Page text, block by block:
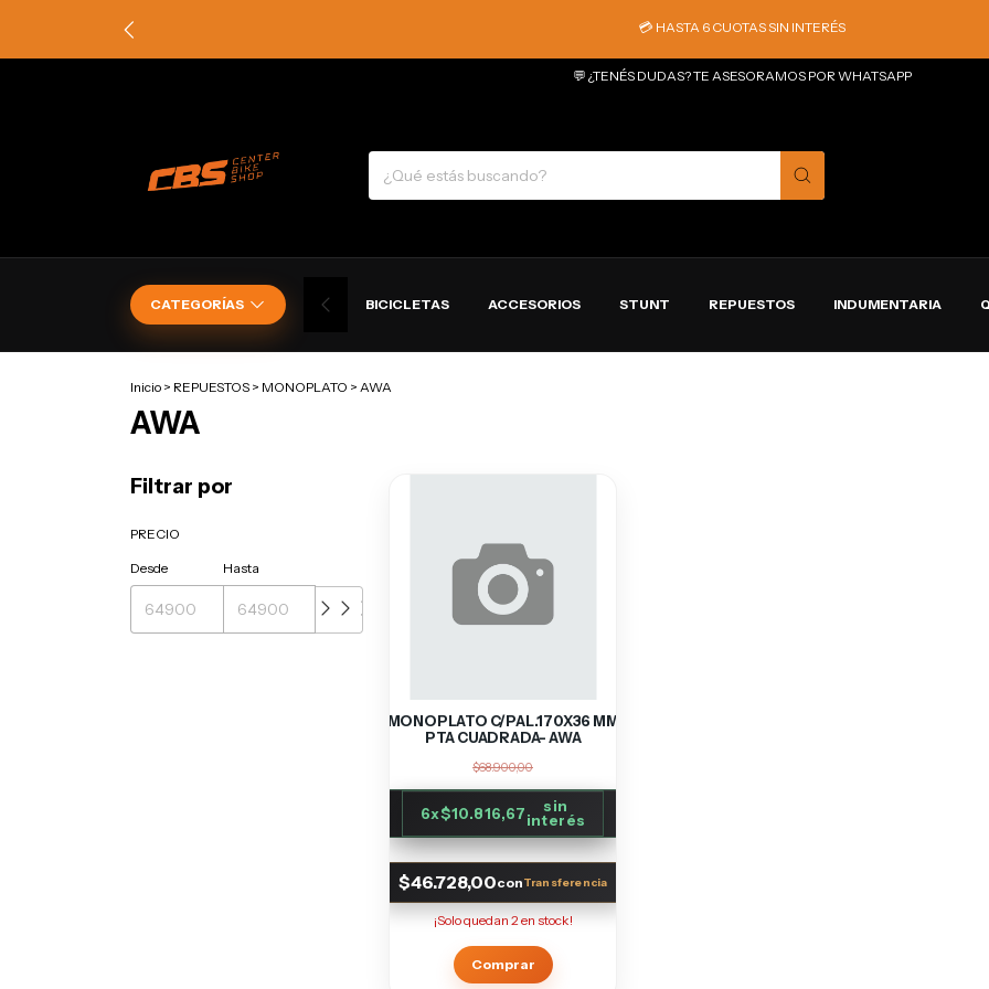
💳 HASTA 6 CUOTAS SIN INTERÉS
💬 ¿TENÉS DUDAS? TE ASESORAMOS POR WHATSAPP
CATEGORÍAS BICICLETAS ACCESORIOS STUNT REPUESTOS INDUMENTARIA
Inicio > REPUESTOS > MONOPLATO > AWA
AWA
Filtrar por
PRECIO
Desde Hasta
MONOPLATO C/PAL.170X36 MM
PTA CUADRADA- AWA
$68.900,00
6x$10.816,67
sin
interés
$46.728,00con
¡Solo quedan 2en stock!